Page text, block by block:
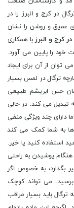
در کرج و البرز را در
عمیق و روشن را نشان
کرج و البرزبا همکاری
خود را پایین می آورد.
توان از آن برای ایجاد
ترگال در لمس بسیار
حس ابریشم طبیعی
تبدیل می ‌کند. در حالی
دارای چند ویژگی منفی
ها به شما کمک می کند
استفاده کنید یا خیر.
پوشیدن به راحتی
بگذارد، به خصوص اگر
می تواند کوچک
باید بسیار مراقب